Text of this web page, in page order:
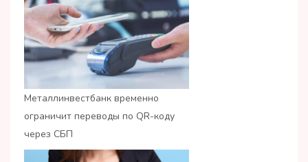
Металлинвестбанк временно
ограничит переводы по QR-коду
через СБП